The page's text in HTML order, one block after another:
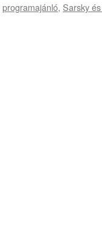
programajánló, Sarsky